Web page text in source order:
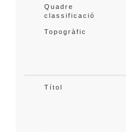
Quadre
classificació
Topogràfic
Títol